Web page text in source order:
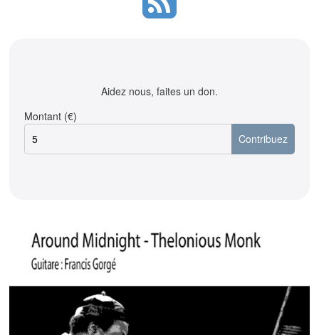
Aidez nous, faites un don.
Montant (€)